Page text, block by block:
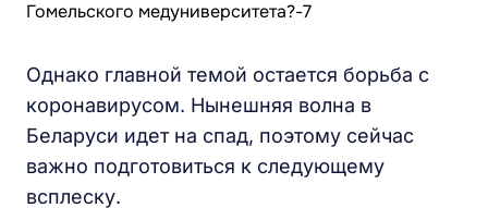
Однако главной темой остается борьба с
коронавирусом. Нынешняя волна в
Беларуси идет на спад, поэтому сейчас
важно подготовиться к следующему
всплеску.